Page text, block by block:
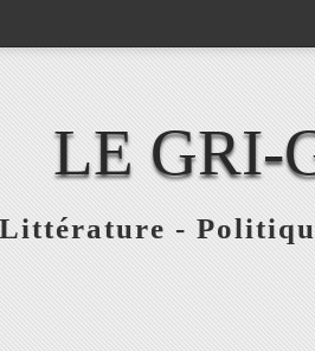
LE GRI-
Littérature -